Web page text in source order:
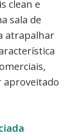
clean e
sala de
atrapalhar
aproveitado